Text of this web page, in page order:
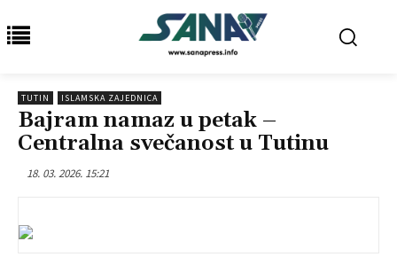
TUTIN ISLAMSKA ZAJEDNICA
Bajram namaz u petak –
Centralna svečanost u Tutinu
18. 03. 2026. 15:21